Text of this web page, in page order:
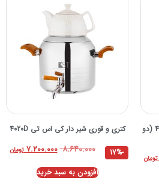
کتری قوری کی اس تی مدل 4060TP (دو
تومان
کتری و قوری شیر دار کی اس تی 4020D
۸.۶۴۰.۰۰۰ ۷.۲۰۰.۰۰۰ تومان
-17%
افزودن به سبد خرید